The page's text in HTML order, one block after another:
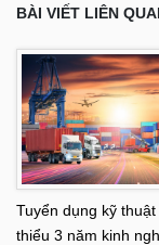
BÀI VIẾT LIÊN
Tuyển dụng kỹ
thiểu 3 năm kinh